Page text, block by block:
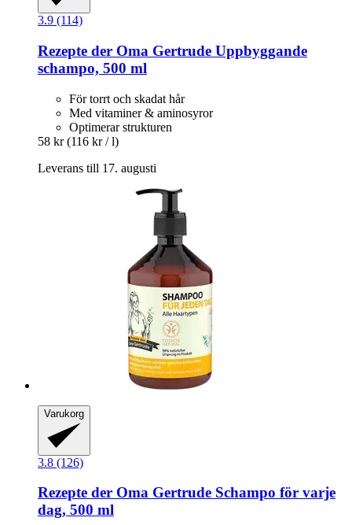
3.9 (114)
Rezepte der Oma Gertrude Uppbyggande
schampo, 500 ml
För torrt och skadat hår
Med vitaminer & aminosyror
Optimerar strukturen
58 kr (116 kr / l)
Leverans till 17. augusti
Varukorg
3.8 (126)
Rezepte der Oma Gertrude Schampo för varje
dag, 500 ml